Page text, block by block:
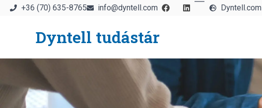
+36 (70) 635-8765 info@dyntell.com Dyntell.com
Dyntell tudástár